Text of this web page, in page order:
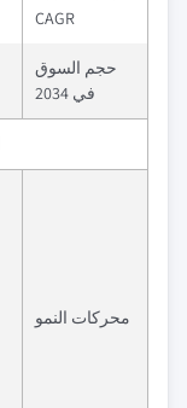
CAGR
حجم السوق
في 2034
محركات النمو